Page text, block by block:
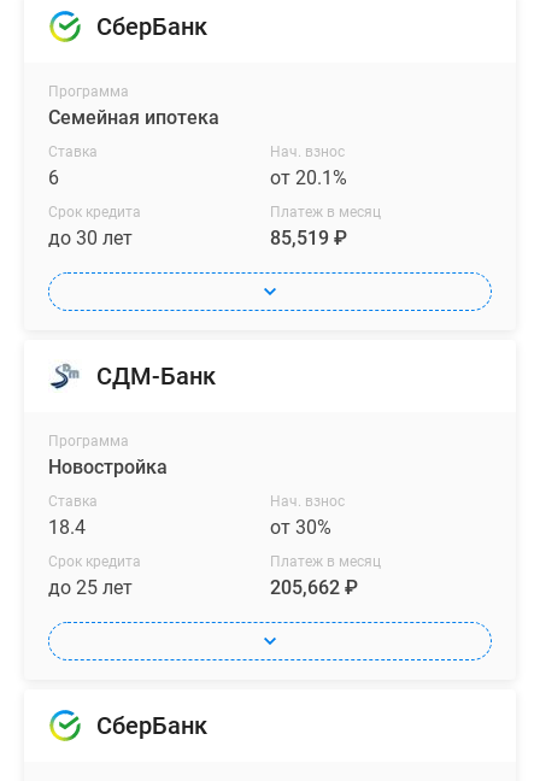
СберБанк
Программа
Семейная ипотека
Ставка
6
Нач. взнос
от 20.1%
Срок кредита
до 30 лет
Платеж в месяц
85,519 ₽
СДМ-Банк
Программа
Новостройка
Ставка
18.4
Нач. взнос
от 30%
Срок кредита
до 25 лет
Платеж в месяц
205,662 ₽
СберБанк